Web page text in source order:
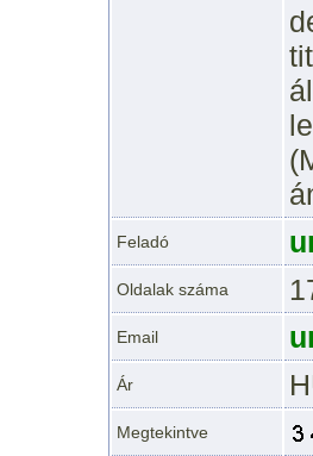
Feladó
Oldalak száma
Email
Ár
Megtekintve